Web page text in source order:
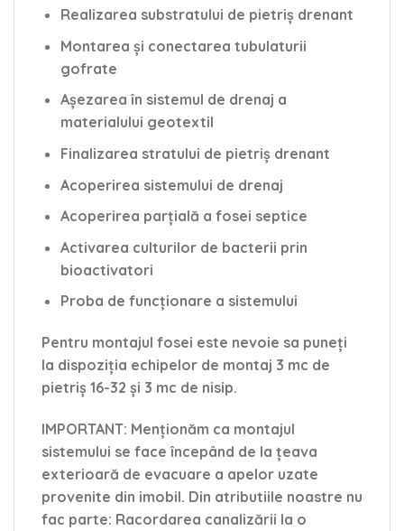
Realizarea substratului de pietriș drenant
Montarea și conectarea tubulaturii
gofrate
Așezarea în sistemul de drenaj a
materialului geotextil
Finalizarea stratului de pietriș drenant
Acoperirea sistemului de drenaj
Acoperirea parțială a fosei septice
Activarea culturilor de bacterii prin
bioactivatori
Proba de funcționare a sistemului
Pentru montajul fosei este nevoie sa puneți
la dispoziția echipelor de montaj 3 mc de
pietriș 16-32 și 3 mc de nisip.
IMPORTANT: Menționăm ca montajul
sistemului se face începând de la țeava
exterioară de evacuare a apelor uzate
provenite din imobil. Din atributiile noastre nu
fac parte: Racordarea canalizării la o